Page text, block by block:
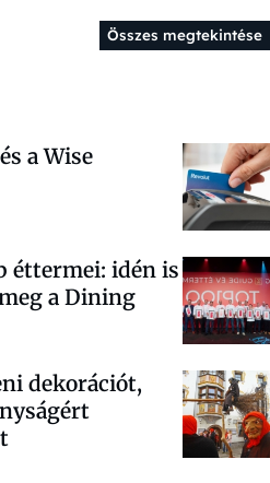
Összes megtekintése
a Wise
éttermei: idén is
a Dining
dekorációt,